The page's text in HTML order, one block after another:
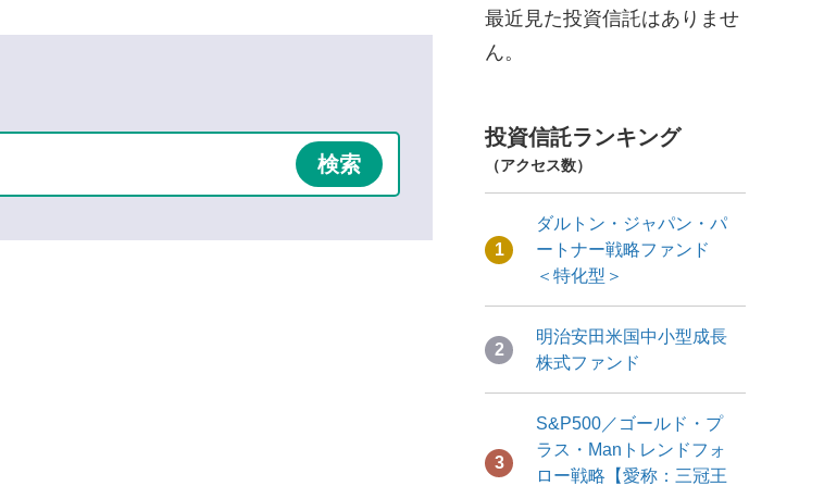
最近見た投資信託はありませ
ん。
投資信託ランキング
（アクセス数）
1
ダルトン・ジャパン・パ
ートナー戦略ファンド
＜特化型＞
2
明治安田米国中小型成長
株式ファンド
3
S&P500／ゴールド・プ
ラス・Manトレンドフォ
ロー戦略【愛称：三冠王